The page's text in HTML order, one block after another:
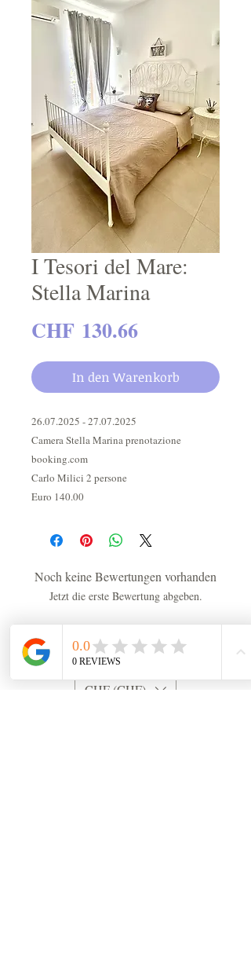
I Tesori del Mare:
Stella Marina
CHF 130.66Preis
In den Warenkorb
26.07.2025 - 27.07.2025
Camera Stella Marina prenotazione
booking.com
Carlo Milici 2 persone
Euro 140.00
Noch keine Bewertungen vorhanden
Jetzt die erste Bewertung abgeben.
Bewertung abgeben
CHF (CHF)